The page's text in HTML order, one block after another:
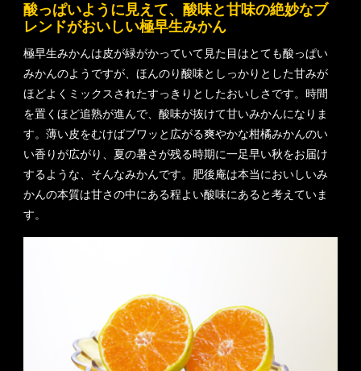
酸っぱいように見えて、酸味と甘味の絶妙なブ
レンドがおいしい極早生みかん
極早生みかんは皮が緑がかっていて見た目はとても酸っぱい
みかんのようですが、ほんのり酸味としっかりとした甘みが
ほどよくミックスされたすっきりとしたおいしさです。時間
を置くほど追熟が進んで、酸味が抜けて甘いみかんになりま
す。薄い皮をむけばブワッと広がる爽やかな柑橘みかんのい
い香りが広がり、夏の暑さが残る時期に一足早い秋をお届け
するような、そんなみかんです。肥後庵は本当においしいみ
かんの本質は甘さの中にある程よい酸味にあると考えていま
す。